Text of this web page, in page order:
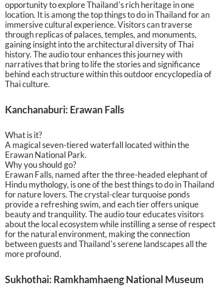
opportunity to explore Thailand's rich heritage in one
location. It is among the top things to do in Thailand for an
immersive cultural experience. Visitors can traverse
through replicas of palaces, temples, and monuments,
gaining insight into the architectural diversity of Thai
history. The audio tour enhances this journey with
narratives that bring to life the stories and significance
behind each structure within this outdoor encyclopedia of
Thai culture.
Kanchanaburi: Erawan Falls
What is it?
A magical seven-tiered waterfall located within the
Erawan National Park.
Why you should go?
Erawan Falls, named after the three-headed elephant of
Hindu mythology, is one of the best things to do in Thailand
for nature lovers. The crystal-clear turquoise ponds
provide a refreshing swim, and each tier offers unique
beauty and tranquility. The audio tour educates visitors
about the local ecosystem while instilling a sense of respect
for the natural environment, making the connection
between guests and Thailand's serene landscapes all the
more profound.
Sukhothai: Ramkhamhaeng National Museum